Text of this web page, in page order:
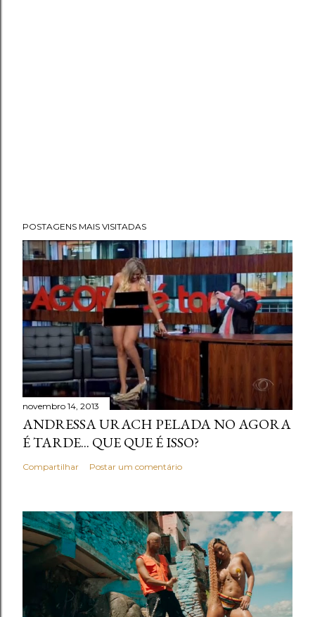
POSTAGENS MAIS VISITADAS
novembro 14, 2013
ANDRESSA URACH PELADA NO AGORA
É TARDE... QUE QUE É ISSO?
Compartilhar Postar um comentário